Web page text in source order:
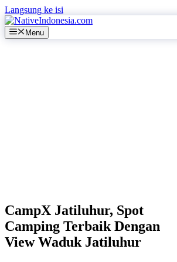
Langsung ke isi
Menu
CampX Jatiluhur, Spot
Camping Terbaik Dengan
View Waduk Jatiluhur